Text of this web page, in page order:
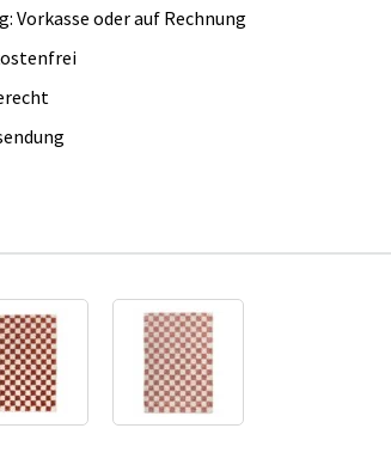
Vorkasse oder auf Rechnung